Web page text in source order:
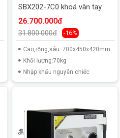
SBX202-7C0 khoá vân tay
26.700.000đ
31.800.000đ -16%
Cao,rộng,sâu: 700x450x420mm
Khối lượng:70kg
Nhập khẩu nguyên chiếc